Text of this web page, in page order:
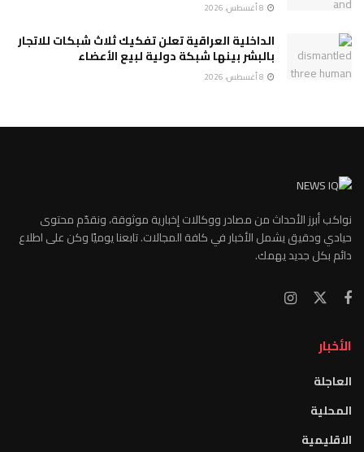
الداخلية العراقية تعلن تفكيك ثلاث شبكات للاتجار
بالبشر بينها شبكة دولية لبيع الأعضاء
نواكب أبرز الأحداث من مصادر ووكالات إخبارية موثوقة، ونقدّم محتوى
حيادي ودقيق يشمل الأخبار في كافة المجالات. تابعنا يوميًا وكن على اطلاع
دائم بكل جديد يهمك.
الأخبار
العاجلة
المحلية
الاقليمية